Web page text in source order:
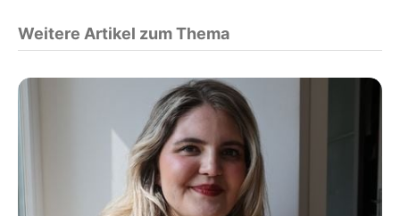
Weitere Artikel zum Thema